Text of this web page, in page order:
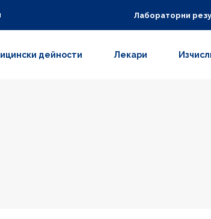
Лабораторни
дейности Лекари